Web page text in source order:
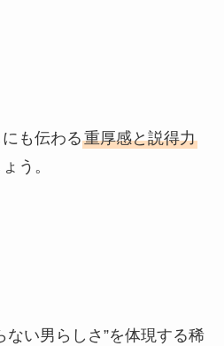
も伝わる重厚感と説得力
う。
ない男らしさ”を体現する稀